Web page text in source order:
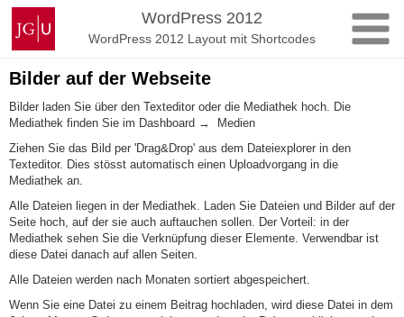
Zum
Inhalt
springen
Johannes
Gutenberg-
Universität
Mainz
WordPress 2012
WordPress 2012 Layout mit Shortcodes
Bilder auf der Webseite
Bilder laden Sie über den Texteditor oder die Mediathek hoch. Die
Mediathek finden Sie im Dashboard → Medien
Ziehen Sie das Bild per 'Drag&Drop' aus dem Dateiexplorer in den
Texteditor. Dies stösst automatisch einen Uploadvorgang in die
Mediathek an.
Alle Dateien liegen in der Mediathek. Laden Sie Dateien und Bilder auf der
Seite hoch, auf der sie auch auftauchen sollen. Der Vorteil: in der
Mediathek sehen Sie die Verknüpfung dieser Elemente. Verwendbar ist
diese Datei danach auf allen Seiten.
Alle Dateien werden nach Monaten sortiert abgespeichert.
Wenn Sie eine Datei zu einem Beitrag hochladen, wird diese Datei in dem